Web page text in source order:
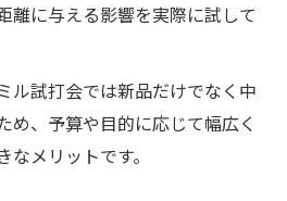
離に与える影響を実際に試して
ル試打会では新品だけでなく中
め、予算や目的に応じて幅広く
メリットです。